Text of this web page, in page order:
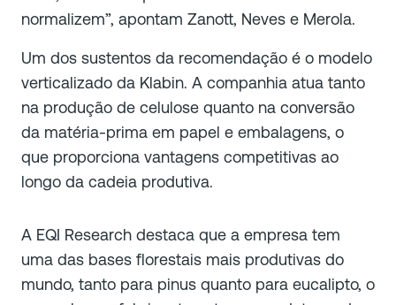
normalizem”, apontam Zanott, Neves e Merola.
Um dos sustentos da recomendação é o modelo
verticalizado da Klabin. A companhia atua tanto
na produção de celulose quanto na conversão
da matéria-prima em papel e embalagens, o
que proporciona vantagens competitivas ao
longo da cadeia produtiva.
A EQI Research destaca que a empresa tem
uma das bases florestais mais produtivas do
mundo, tanto para pinus quanto para eucalipto, o